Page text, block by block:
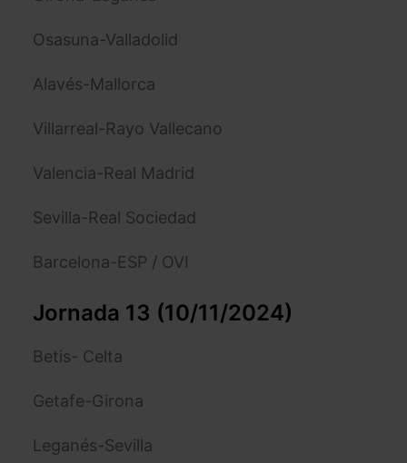
Osasuna-Valladolid
Alavés-Mallorca
Villarreal-Rayo Vallecano
Valencia-Real Madrid
Sevilla-Real Sociedad
Barcelona-ESP / OVI
Jornada 13 (10/11/2024)
Betis- Celta
Getafe-Girona
Leganés-Sevilla